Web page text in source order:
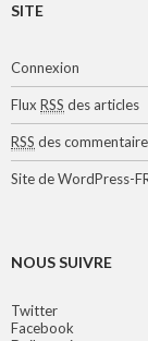
SITE
Connexion
Flux RSS des articles
RSS des
Site de WordPress-
NOUS SUIVRE
Twitter
Facebook